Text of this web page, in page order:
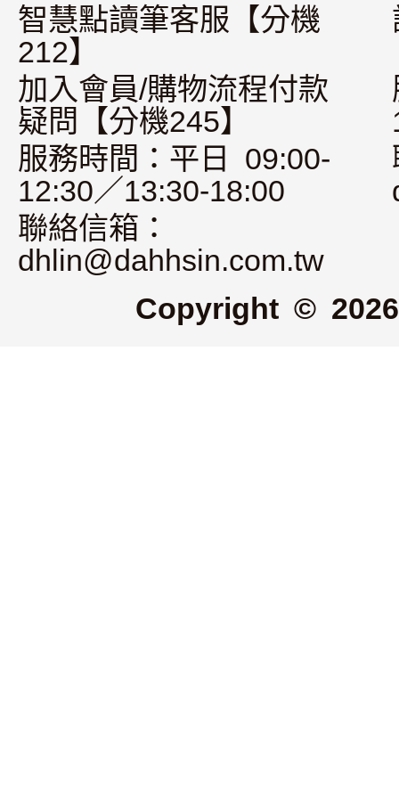
智慧點讀筆客服【分機
212】
加入會員/購物流程付款
疑問【分機245】
服務時間：平日 09:00-
12:30／13:30-18:00
聯絡信箱：
dhlin@dahhsin.com.tw
Copyright ©